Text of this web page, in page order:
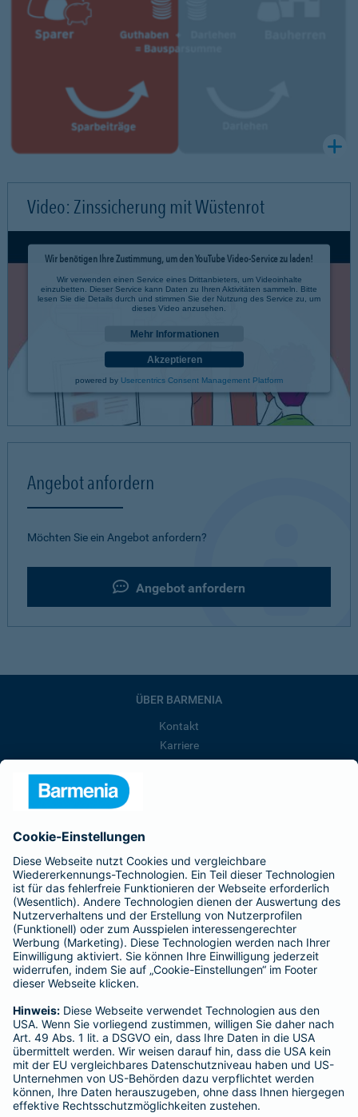
Video: Zinssicherung mit Wüstenrot
Wir benötigen Ihre Zustimmung, um den YouTube Video-Service zu laden!
Wir verwenden einen Service eines Drittanbieters, um Videoinhalte
einzubetten. Dieser Service kann Daten zu Ihren Aktivitäten sammeln. Bitte
lesen Sie die Details durch und stimmen Sie der Nutzung des Service zu, um
dieses Video anzusehen.
Mehr Informationen
Akzeptieren
powered by Usercentrics Consent Management Platform
Angebot anfordern
Möchten Sie ein Angebot anfordern?
Angebot anfordern
ÜBER BARMENIA
Kontakt
Karriere
Presse
Barmenia ist Teil der BarmeniaGothaer
BELIEBTE SEITEN
Kranken-Zusatzversicherung
Tierversicherungen
Haftpflichtversicherung
Hausratversicherung
Adresse ändern
Schaden melden
Kilometerstandsmeldung
Serviceübersicht